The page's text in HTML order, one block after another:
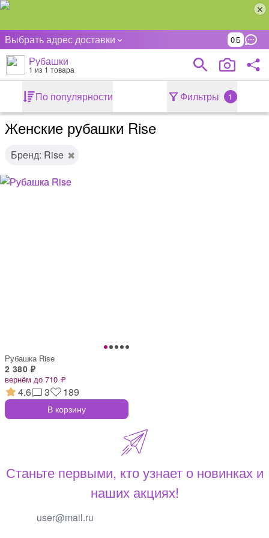
Выбрать адрес доставки 0
Рубашки
1 из 1 товара
По популярности Фильтры 1
Женские рубашки Rise
Бренд: Rise
Рубашка Rise
2 380 ₽
вернём до 710 ₽
4.6 3 189
В корзину
Станьте первыми, кто узнает о новинках и
наших акциях!